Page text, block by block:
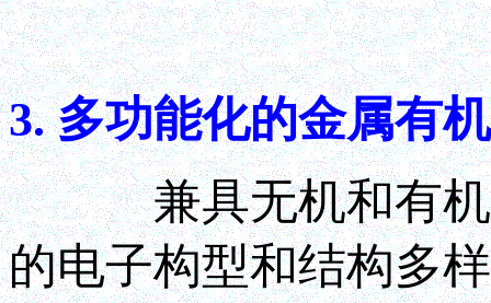
3. 多功能化的金属有
兼具无机和有机特
的电子构型和结构多